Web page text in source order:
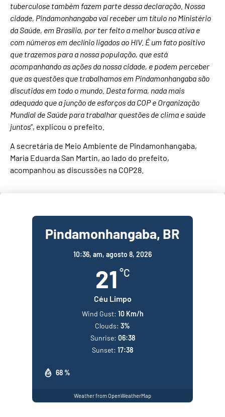
tuberculose também fazem parte dessa declaração. Nossa
cidade, Pindamonhangaba vai receber um título no Ministério
da Saúde, em Brasília, por ter feito a melhor busca ativa e
com números em declínio ligados ao HIV. É um fato positivo
que trazemos para a nossa população, que está
acompanhando as ações da nossa cidade, e podem perceber
que as questões que trabalhamos em Pindamonhangaba são
discutidas em todo o mundo. Desta forma, nada mais
adequado que a junção de esforços da COP e Organização
Mundial de Saúde para trabalhar questões de clima e saúde
juntos”, explicou o prefeito.
A secretária de Meio Ambiente de Pindamonhangaba,
Maria Eduarda San Martin, ao lado do prefeito,
acompanhou as discussões na COP28.
Pindamonhangaba, BR
10:36, am, agosto 8, 2026
21 °C
Céu Limpo
68 %
Wind Gust: 10 Km/h
Clouds: 3%
Sunrise: 06:38
Sunset: 17:38
Weather from OpenWeatherMap